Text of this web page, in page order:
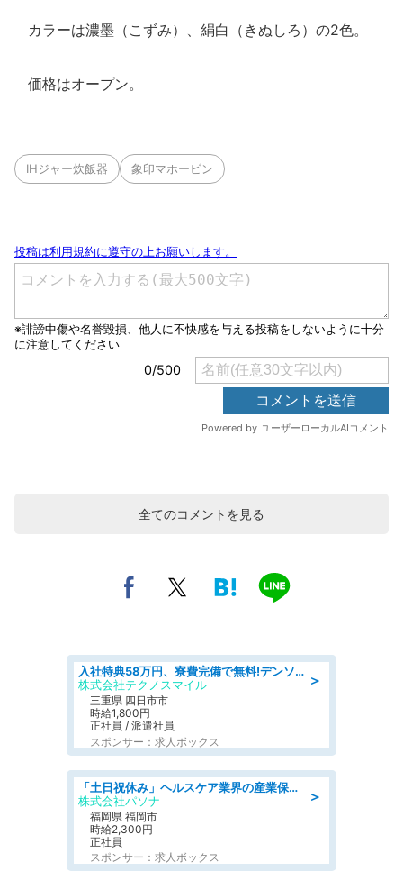
カラーは濃墨（こずみ）、絹白（きぬしろ）の2色。
価格はオープン。
IHジャー炊飯器 象印マホービン
全てのコメントを見る
＞
入社特典58万円、寮費完備で無料!デンソーで働こう!自動車工場で小型部品の検査業務 denso aichi
株式会社テクノスマイル
三重県 四日市市
時給1,800円
正社員 / 派遣社員
スポンサー：求人ボックス
＞
「土日祝休み」ヘルスケア業界の産業保健師/高時給/未経験OK/要資格:保健師、正看護師
株式会社パソナ
福岡県 福岡市
時給2,300円
正社員
スポンサー：求人ボックス